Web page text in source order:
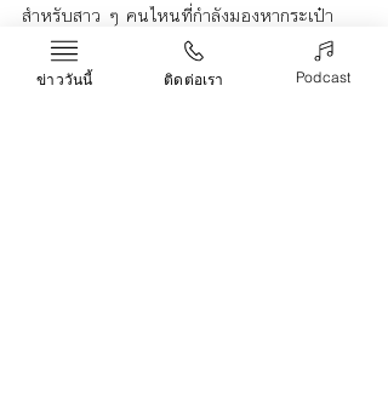
สำหรับสาว ๆ คนไหนที่กำลังมองหากระเป๋า
Lady Dior มือสองมาไว้ครอบครอง ขอให้ระวัง
ของปลอมให้ดี โดยคุณสามารถตรวจสอบกระเป๋า
ข่าววันนี้ ติดต่อเรา Podcast